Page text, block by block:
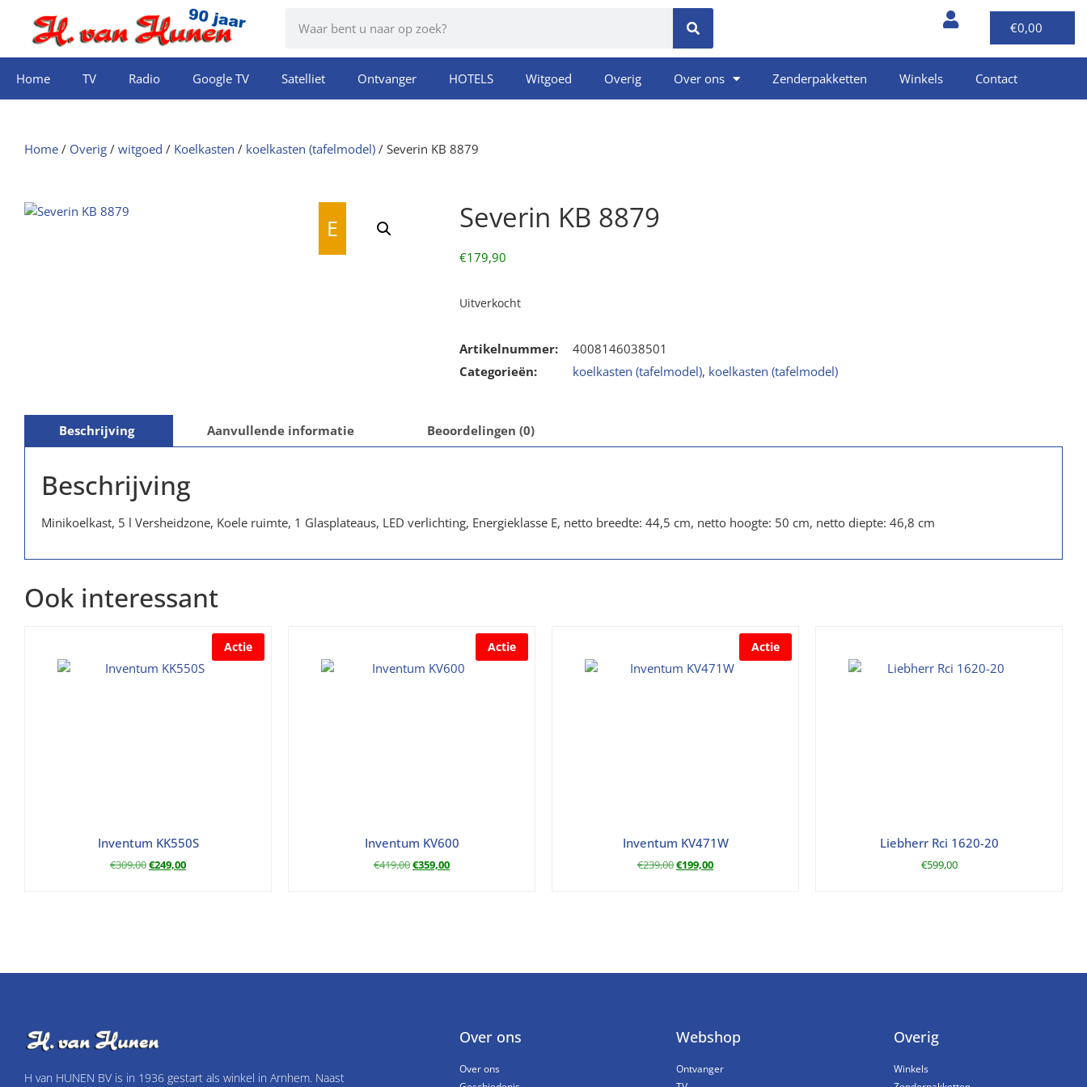
€0,00
Home TV Radio Google TV Satelliet Ontvanger HOTELS Witgoed Overig Over ons Zenderpakketten Winkels Contact
Home / Overig / witgoed / Koelkasten / koelkasten (tafelmodel) / Severin KB 8879
E Severin KB 8879
€179,90
Uitverkocht
Artikelnummer:
4008146038501
Categorieën:
koelkasten (tafelmodel), koelkasten (tafelmodel)
Beschrijving Aanvullende informatie Beoordelingen (0)
Beschrijving
Minikoelkast, 5 l Versheidzone, Koele ruimte, 1 Glasplateaus, LED verlichting, Energieklasse E, netto breedte: 44,5 cm, netto hoogte: 50 cm, netto diepte: 46,8 cm
Ook interessant
Actie
Inventum KK550S
€309,00€249,00
Actie
Inventum KV600
€419,00€359,00
Actie
Inventum KV471W
€239,00€199,00
Liebherr Rci 1620-20
€599,00
H van HUNEN BV is in 1936 gestart als winkel in Arnhem. Naast
Over ons
Over ons
Webshop
Ontvanger
Overig
Winkels